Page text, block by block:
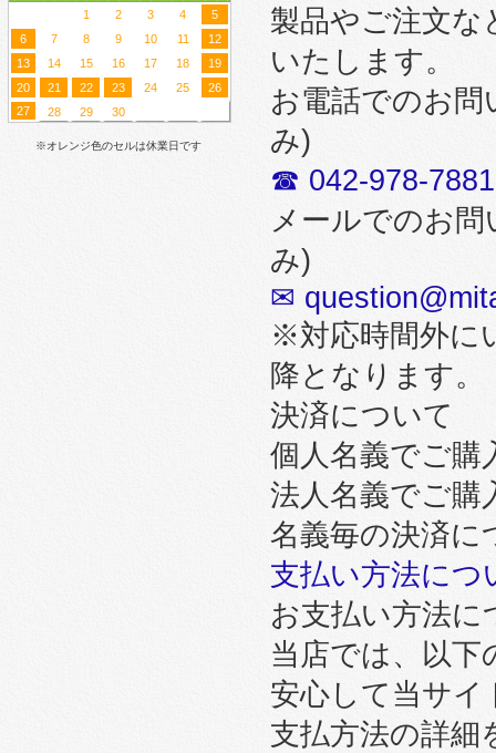
1
2 3 4
5
6
7 8 9 10 11
12
13
14 15 16 17 18
19
20
21 22 23 24 25
26
27
28 29 30
※オレンジ色のセルは休業日です
製品やご注文な
いたします。
お電話でのお
み)
☎ 042-978-7881
メールでのお
み)
✉
※対応時間外に
降となります。
決済について
個人名義でご購
法人名義でご購
名義毎の決済に
支払い方法につ
お支払い方法に
当店では、以
安心して当サイ
支払方法の詳細